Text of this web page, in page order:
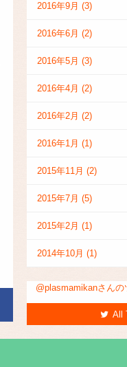
2016年9月 (3)
2016年6月 (2)
2016年5月 (3)
2016年4月 (2)
2016年2月 (2)
2016年1月 (1)
2015年11月 (2)
2015年7月 (5)
2015年2月 (1)
2014年10月 (1)
@plasmamikanさんの
All